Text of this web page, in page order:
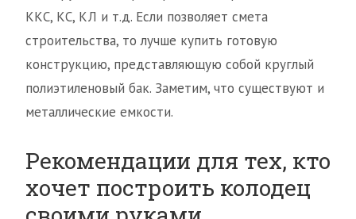
ККС, КС, КЛ и т.д. Если позволяет смета
строительства, то лучше купить готовую
конструкцию, представляющую собой круглый
полиэтиленовый бак. Заметим, что существуют и
металлические емкости.
Рекомендации для тех, кто
хочет построить колодец